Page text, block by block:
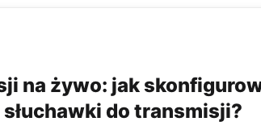
na żywo: jak
do transmisji?